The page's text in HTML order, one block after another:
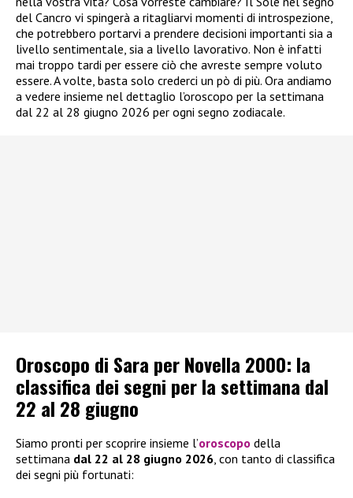
del Cancro vi spingerà a ritagliarvi momenti di introspezione,
che potrebbero portarvi a prendere decisioni importanti sia a
livello sentimentale, sia a livello lavorativo. Non è infatti
mai troppo tardi per essere ciò che avreste sempre voluto
essere. A volte, basta solo crederci un pò di più. Ora andiamo
a vedere insieme nel dettaglio l’oroscopo per la settimana
dal 22 al 28 giugno 2026 per ogni segno zodiacale.
Oroscopo di Sara per Novella 2000: la
classifica dei segni per la settimana dal
22 al 28 giugno
Siamo pronti per scoprire insieme l’oroscopo della
settimana dal 22 al 28 giugno 2026, con tanto di classifica
dei segni più fortunati: